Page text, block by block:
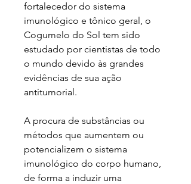
fortalecedor do sistema
imunológico e tônico geral, o
Cogumelo do Sol tem sido
estudado por cientistas de todo
o mundo devido às grandes
evidências de sua ação
antitumorial.
A procura de substâncias ou
métodos que aumentem ou
potencializem o sistema
imunológico do corpo humano,
de forma a induzir uma